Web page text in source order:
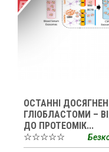
ОСТАННІ
ГЛІОБЛАСТОМИ –
ДО ПРОТЕОМІК...
☆☆☆☆☆